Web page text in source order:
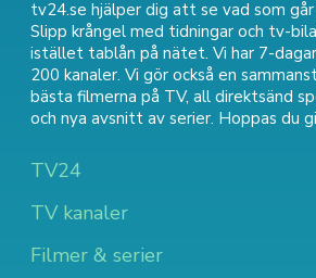
tv24.se hjälper dig att se vad som
Slipp krångel med tidningar och tv-
istället tablån på nätet. Vi har 7-
200 kanaler. Vi gör också en
bästa filmerna på TV, all direktsänd
och nya avsnitt av serier. Hoppas du
TV24
TV kanaler
Filmer & serier